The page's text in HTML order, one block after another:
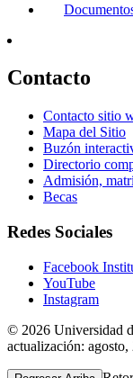
Contacto
Contacto sitio
Mapa del Sitio
Buzón
Directorio
Admisión,
Becas
Redes Sociales
Facebook
YouTube
Instagram
© 2026 Universidad
actualización: agosto,